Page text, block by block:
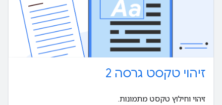
זיהוי טקסט גרסה 2
זיהוי וחילוץ טקסט מתמונות.